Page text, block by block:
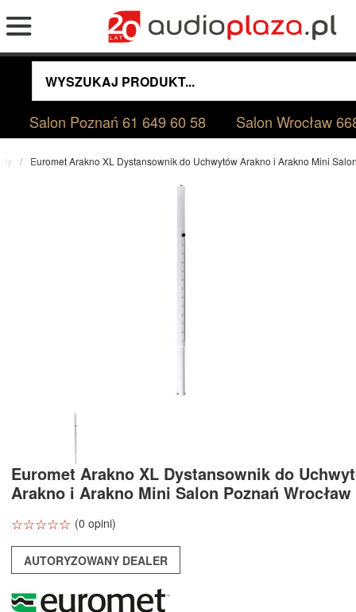
Salon Poznań61 649 60 58 Salon Wrocław
Euromet Arakno XL Dystansownik do Uchwytów Arakno i Arakno Mini
Euromet Arakno XL Dystansownik do
Arakno i Arakno Mini Salon Poznań Wrocław
☆☆☆☆☆
★★★★★ (0 opini)
AUTORYZOWANY DEALER